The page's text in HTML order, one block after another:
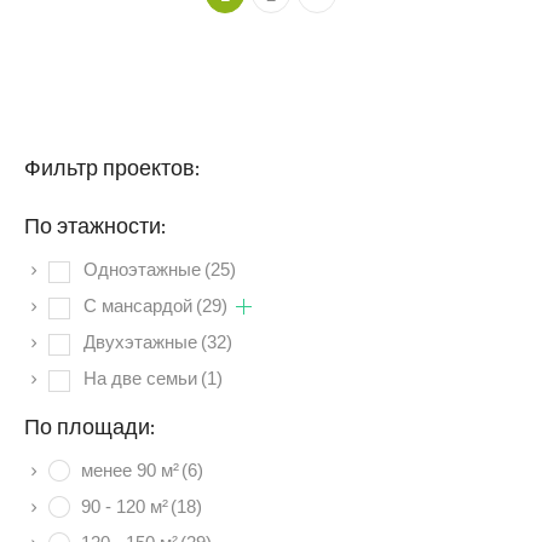
Фильтр проектов:
По этажности:
Одноэтажные (25)
C мансардой (29)
Двухэтажные (32)
На две семьи (1)
По площади:
менее 90 м²(6)
90 - 120 м²(18)